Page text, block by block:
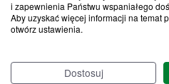
i zapewnienia Państwu wspaniałego
Aby uzyskać więcej informacji na temat
otwórz ustawienia.
Dostosuj
Popularne zapytania